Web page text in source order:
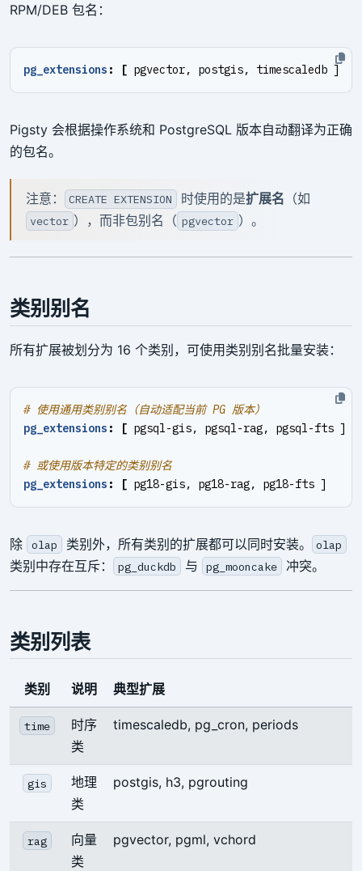
RPM/DEB 包名：
pg_extensions : [ pgvector, postgis, timescaledb ]
Pigsty 会根据操作系统和 PostgreSQL 版本自动翻译为正确
的包名。
注意： CREATE EXTENSION 时使用的是扩展名 （如
vector ），而非包别名（ pgvector ）。
类别别名
所有扩展被划分为 16 个类别，可使用类别别名批量安装：
# 使用通用类别别名（自动适配当前 PG 版本）
pg_extensions : [ pgsql-gis, pgsql-rag, pgsql-fts ]
# 或使用版本特定的类别别名
pg_extensions : [ pg18-gis, pg18-rag, pg18-fts ]
除 olap 类别外，所有类别的扩展都可以同时安装。 olap
类别中存在互斥： pg_duckdb 与 pg_mooncake 冲突。
类别列表
类别 说明 典型扩展
time
时序
类
timescaledb, pg_cron, periods
gis
地理
类
postgis, h3, pgrouting
rag
向量
类
pgvector, pgml, vchord